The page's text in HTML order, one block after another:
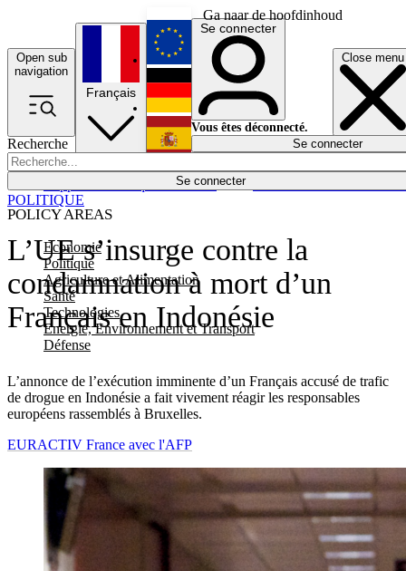
Ga naar de hoofdinhoud
Open sub
navigation
Close menu
Recherche
Se connecter
POLICY AREAS
Economie
Politique
Agriculture et Alimentation
Santé
Technologies
Energie, Environnement et Transport
Défense
Économie
Français
English
Deutsch
Español
Se connecter
Vous êtes déconnecté.
Se connecter
L’UE s’insurge contre la
condamnation à mort d’un
Français en Indonésie
L’annonce de l’exécution imminente d’un Français accusé de trafic
de drogue en Indonésie a fait vivement réagir les responsables
européens rassemblés à Bruxelles.
POLITIQUE
EURACTIV France avec l'AFP